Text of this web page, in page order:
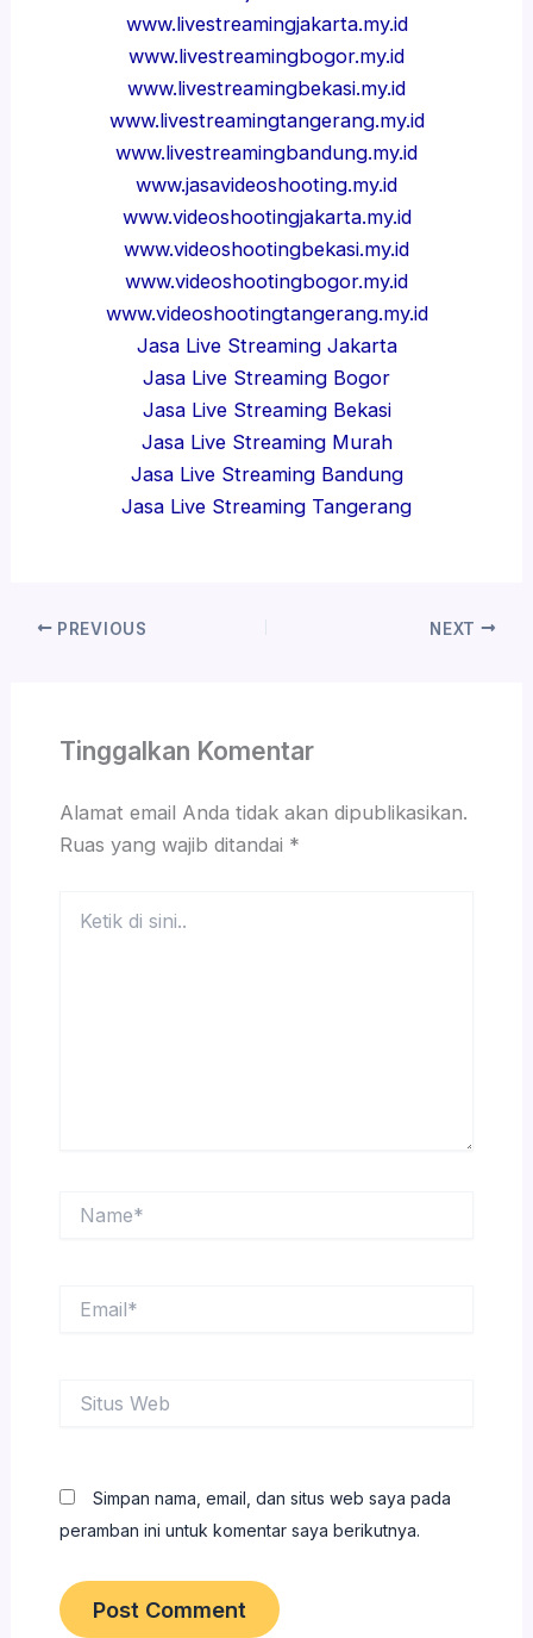
www.livestreamingjakarta.my.id
www.livestreamingbogor.my.id
www.livestreamingbekasi.my.id
www.livestreamingtangerang.my.id
www.livestreamingbandung.my.id
www.jasavideoshooting.my.id
www.videoshootingjakarta.my.id
www.videoshootingbekasi.my.id
www.videoshootingbogor.my.id
www.videoshootingtangerang.my.id
Jasa Live Streaming Jakarta
Jasa Live Streaming Bogor
Jasa Live Streaming Bekasi
Jasa Live Streaming Murah
Jasa Live Streaming Bandung
Jasa Live Streaming Tangerang
PREVIOUS NEXT
Tinggalkan Komentar
Alamat email Anda tidak akan dipublikasikan.
Ruas yang wajib ditandai *
Web
Simpan nama, email, dan situs web saya pada
peramban ini untuk komentar saya berikutnya.